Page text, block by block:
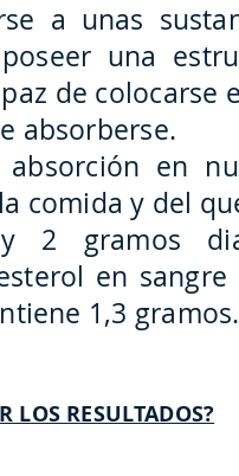
a unas
una
de
absorberse.
en
comida y del
2 gramos
en
1,3 gramos.
LOS RESULTADOS?